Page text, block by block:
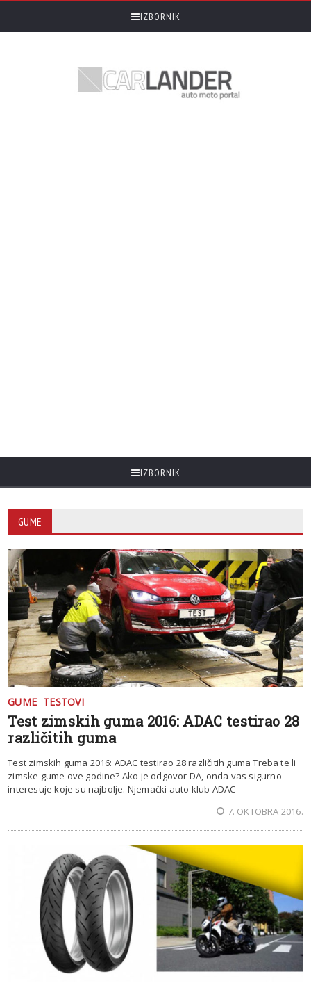
IZBORNIK
IZBORNIK
GUME
GUME TESTOVI
Test zimskih guma 2016: ADAC testirao 28
različitih guma
Test zimskih guma 2016: ADAC testirao 28 različitih guma Treba te li
zimske gume ove godine? Ako je odgovor DA, onda vas sigurno
interesuje koje su najbolje. Njemački auto klub ADAC
7. OKTOBRA 2016.